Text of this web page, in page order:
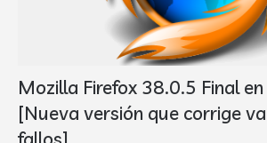
Mozilla Firefox 38.0.5 Final
[Nueva versión que corrige